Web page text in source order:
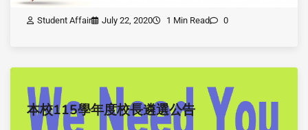
Student Affair July 22, 2020 1 Min Read 0
本校115學年度校長遴選公告